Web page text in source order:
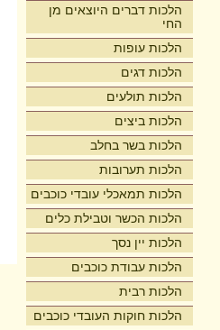
הלכות דברים היוצאים מן
החי
הלכות עופות
הלכות דגים
הלכות תולעים
הלכות ביצים
הלכות בשר בחלב
הלכות תערובות
הלכות תמאכלי עובדי כוכבים
הלכות הכשר וטבילת כלים
הלכות יין נסך
הלכות עבודת כוכבים
הלכות רבית
הלכות חוקות העובדי כוכבים